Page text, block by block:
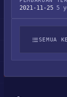
2021-11-25 5
SEMUA